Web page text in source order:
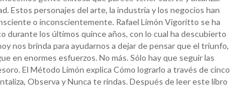
Estos personajes del arte, la industria y los negocios han
o inconscientemente. Rafael Limón Vigoritto se ha
durante los últimos quince años, con lo cual ha descubierto
nos brinda para ayudarnos a dejar de pensar que el triunfo,
en enormes esfuerzos. No más. Sólo hay que seguir las
El Método Limón explica Cómo lograrlo a través de cinco
Observa y Nunca te rindas. Después de leer este libro